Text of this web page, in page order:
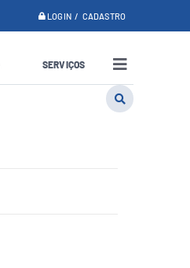
LOGIN / CADASTRO
SERVIÇOS